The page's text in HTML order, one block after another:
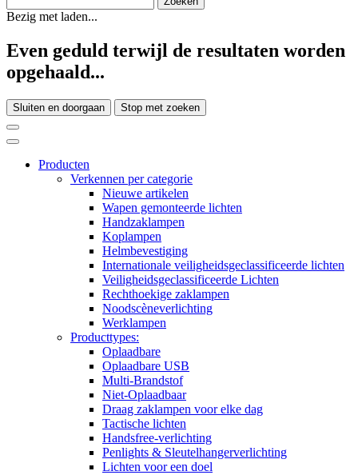
Bezig met laden...
Even geduld terwijl de resultaten worden
opgehaald...
Sluiten en doorgaan Stop met zoeken
Producten
Verkennen per categorie
Nieuwe artikelen
Wapen gemonteerde lichten
Handzaklampen
Koplampen
Helmbevestiging
Internationale veiligheidsgeclassificeerde lichten
Veiligheidsgeclassificeerde Lichten
Rechthoekige zaklampen
Noodscèneverlichting
Werklampen
Producttypes:
Oplaadbare
Oplaadbare USB
Multi-Brandstof
Niet-Oplaadbaar
Draag zaklampen voor elke dag
Tactische lichten
Handsfree-verlichting
Penlights & Sleutelhangerverlichting
Lichten voor een doel